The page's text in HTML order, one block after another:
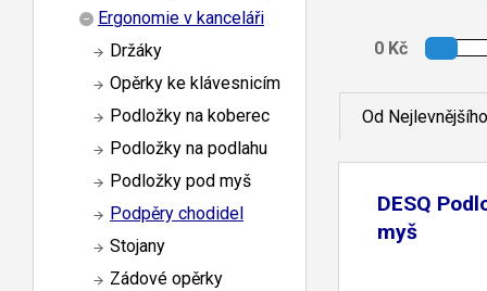
Ergonomie v kanceláři
Držáky
Opěrky ke klávesnicím
Podložky na koberec
Podložky na podlahu
Podložky pod myš
Podpěry chodidel
Stojany
Zádové opěrky
Od Nejlevnějšího
DESQ
myš